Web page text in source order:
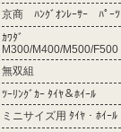
京商 ﾊﾝｸﾞｵﾝﾚｰｻｰ ﾊﾟｰﾂ
ｶﾜﾀﾞ
M300/M400/M500/F500
無双組
ﾂｰﾘﾝｸﾞｶｰ ﾀｲﾔ＆ﾎｲｰﾙ
ミニサイズ用 ﾀｲﾔ・ﾎｲｰﾙ